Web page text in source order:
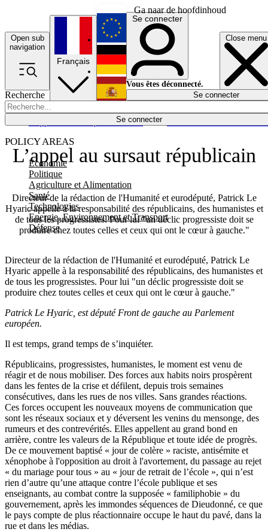
Ga naar de hoofdinhoud
Open sub
navigation
Close menu
Recherche
Se connecter
POLICY AREAS
Economie
Politique
Agriculture et Alimentation
Santé
Technologies
Energie, Environnement et Transport
Défense
Économie
Français
English
Deutsch
Español
Se connecter
Vous êtes déconnecté.
Se connecter
L’appel au sursaut républicain
Directeur de la rédaction de l'Humanité et eurodéputé, Patrick Le
Hyaric appelle à la responsabilité des républicains, des humanistes et
de tous les progressistes. Pour lui "un déclic progressiste doit se
produire chez toutes celles et ceux qui ont le cœur à gauche."
Directeur de la rédaction de l'Humanité et eurodéputé, Patrick Le
Hyaric appelle à la responsabilité des républicains, des humanistes et
de tous les progressistes. Pour lui "un déclic progressiste doit se
produire chez toutes celles et ceux qui ont le cœur à gauche."
Patrick Le Hyaric, est député Front de gauche au Parlement
européen.
Il est temps, grand temps de s’inquiéter.
Républicains, progressistes, humanistes, le moment est venu de
réagir et de nous mobiliser. Des forces aux habits noirs prospèrent
dans les fentes de la crise et défilent, depuis trois semaines
consécutives, dans les rues de nos villes. Sans grandes réactions.
Ces forces occupent les nouveaux moyens de communication que
sont les réseaux sociaux et y déversent les venins du mensonge, des
rumeurs et des contrevérités. Elles appellent au grand bond en
arrière, contre les valeurs de la République et toute idée de progrès.
De ce mouvement baptisé « jour de colère » raciste, antisémite et
xénophobe à l'opposition au droit à l'avortement, du passage au rejet
« du mariage pour tous » au « jour de retrait de l’école », qui n’est
rien d’autre qu’une attaque contre l’école publique et ses
enseignants, au combat contre la supposée « familiphobie » du
gouvernement, après les immondes séquences de Dieudonné, ce que
le pays compte de plus réactionnaire occupe le haut du pavé, dans la
rue et dans les médias.